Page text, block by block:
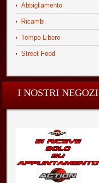
Abbigliamento
Ricambi
Tempo Libero
Street Food
I NOSTRI NEGOZI